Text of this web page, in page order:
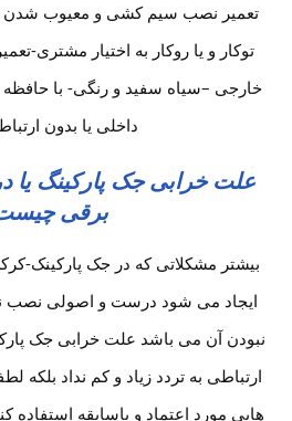
تعمیر نصب سیم کشی و معیوب شدن
توکار و یا روکار به اختیار مشتری-
خارجی –سیاه سفید و رنگی- با
داخلی یا بدون
علت خرابی جک پارکینگ یا
برقی
بیشتر مشکلاتی که در جک پارکینک-
ایجاد می شود درست و اصولی نصب
نبودن آن می باشد علت خرابی جک
ارتباطی به تردد زیاد و کم نداد بلکه
هایی مورد اعتماد و باسابقه استفاده